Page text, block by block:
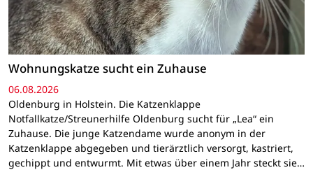
Wohnungskatze sucht ein Zuhause
06.08.2026
Oldenburg in Holstein. Die Katzenklappe
Notfallkatze/Streunerhilfe Oldenburg sucht für „Lea“ ein
Zuhause. Die junge Katzendame wurde anonym in der
Katzenklappe abgegeben und tierärztlich versorgt, kastriert,
gechippt und entwurmt. Mit etwas über einem Jahr steckt sie…